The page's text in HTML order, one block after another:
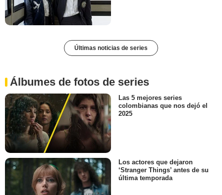
Últimas noticias de series
Álbumes de fotos de series
Las 5 mejores series
colombianas que nos dejó el
2025
Los actores que dejaron
‘Stranger Things’ antes de su
última temporada